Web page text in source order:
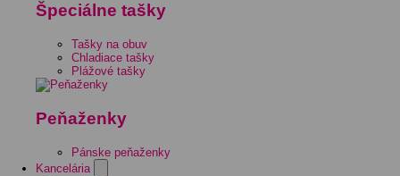
Špeciálne tašky
Tašky na obuv
Chladiace tašky
Plážové tašky
Peňaženky
Pánske peňaženky
Kancelária